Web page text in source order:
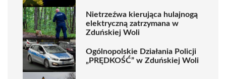
Nietrzeźwa kierująca hulajnogą
elektryczną zatrzymana w
Zduńskiej Woli
Ogólnopolskie Działania Policji
„PRĘDKOŚĆ” w Zduńskiej Woli